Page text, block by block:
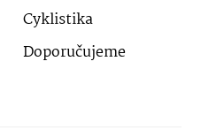
Cyklistika
Doporučujeme